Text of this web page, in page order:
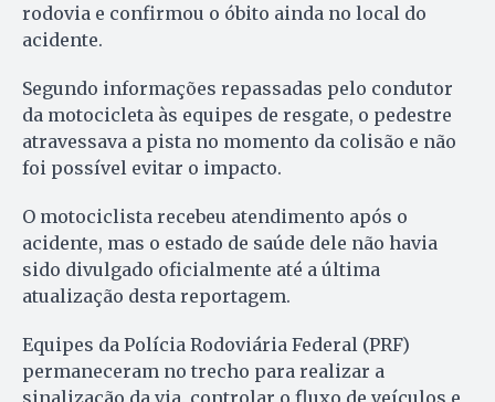
rodovia e confirmou o óbito ainda no local do
acidente.
Segundo informações repassadas pelo condutor
da motocicleta às equipes de resgate, o pedestre
atravessava a pista no momento da colisão e não
foi possível evitar o impacto.
O motociclista recebeu atendimento após o
acidente, mas o estado de saúde dele não havia
sido divulgado oficialmente até a última
atualização desta reportagem.
Equipes da Polícia Rodoviária Federal (PRF)
permaneceram no trecho para realizar a